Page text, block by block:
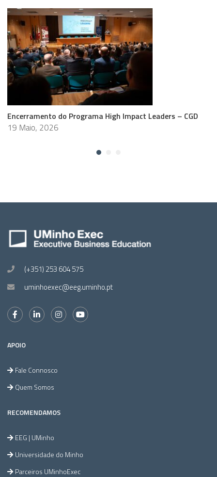
Encerramento do Programa High Impact Leaders – CGD
19 Maio, 2026
(+351) 253 604 575
uminhoexec@eeg.uminho.pt
APOIO
Fale Connosco
Quem Somos
RECOMENDAMOS
EEG | UMinho
Universidade do Minho
Parceiros UMinhoExec